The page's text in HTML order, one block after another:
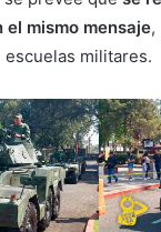
mismo mensaje,
escuelas militares.